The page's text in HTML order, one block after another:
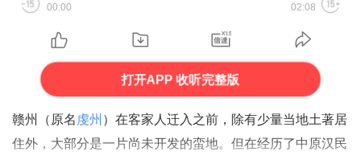
00:00 02:08
打开APP 收听完整版
赣州（原名 虔州 ）在客家人迁入之前，除有少量当地土著居
住外，大部分是一片尚未开发的蛮地。但在经历了中原汉民